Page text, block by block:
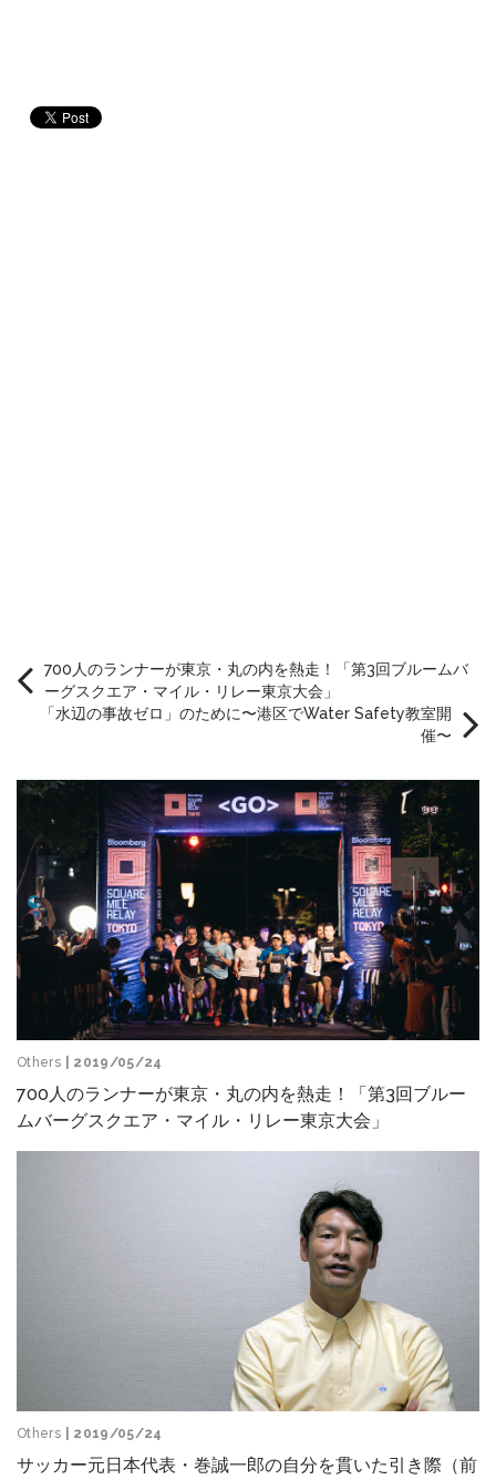
700人のランナーが東京・丸の内を熱走！「第3回ブルームバ
ーグスクエア・マイル・リレー東京大会」
「水辺の事故ゼロ」のために〜港区でWater Safety教室開
催〜
Others | 2019/05/24
700人のランナーが東京・丸の内を熱走！「第3回ブルー
ムバーグスクエア・マイル・リレー東京大会」
Others | 2019/05/24
サッカー元日本代表・巻誠一郎の自分を貫いた引き際（前